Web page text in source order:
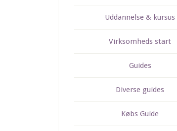
Uddannelse & kursus
Virksomheds start
Guides
Diverse guides
Købs Guide